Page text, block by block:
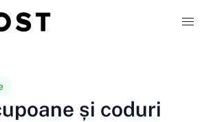
și coduri